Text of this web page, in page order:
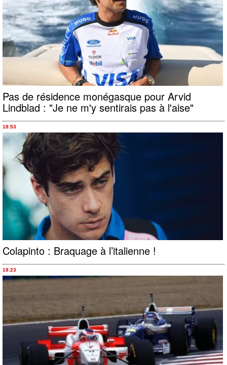
Pas de résidence monégasque pour Arvid
Lindblad : "Je ne m'y sentirais pas à l'aise"
18:53
Colapinto : Braquage à l’italienne !
18:23